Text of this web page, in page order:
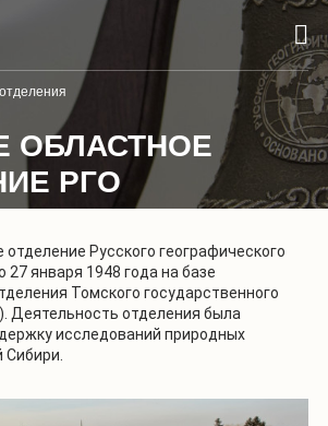
ОБЛАСТНОЕ
РГО
Русского географического
января 1948 года на базе
Томского государственного
Деятельность отделения была
исследований природных